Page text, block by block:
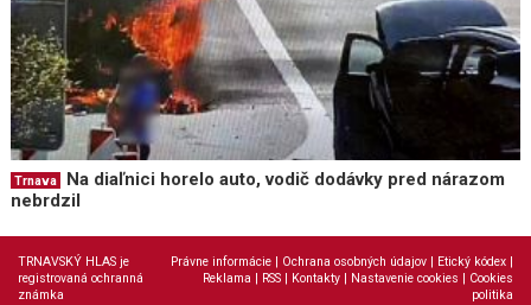
Trnava
Na diaľnici horelo auto, vodič dodávky pred nárazom
nebrdzil
TRNAVSKÝ HLAS je
registrovaná ochranná
známka
Právne informácie Ochrana osobných údajov Etický kódex
Reklama
RSS Kontakty Nastavenie cookies
Cookies
politika